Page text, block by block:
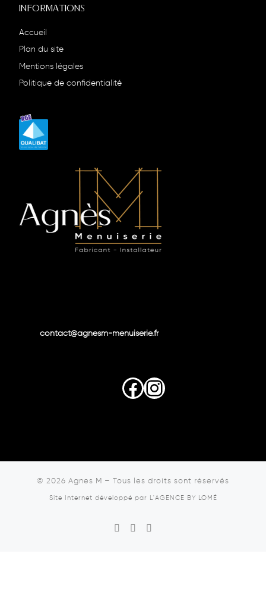
INFORMATIONS
Accueil
Plan du site
Mentions légales
Politique de confidentialité
contact@agnesm-menuiserie.fr
Facebook
Instagram
© 2026 Agnes M – Tous les droits sont réservés
Site Internet développé par L'AGENCE BY LOMÉ